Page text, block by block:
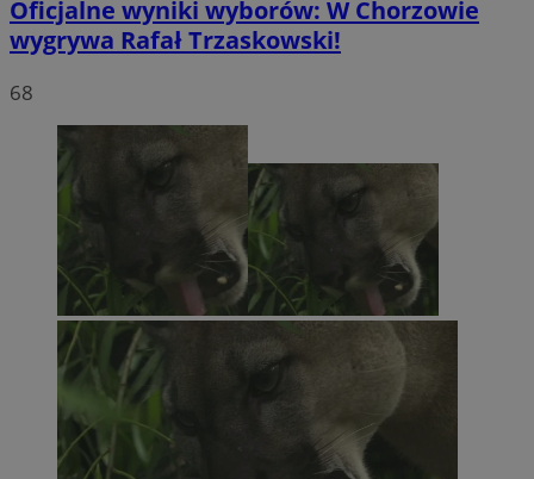
Oficjalne wyniki wyborów: W Chorzowie
wygrywa Rafał Trzaskowski!
68